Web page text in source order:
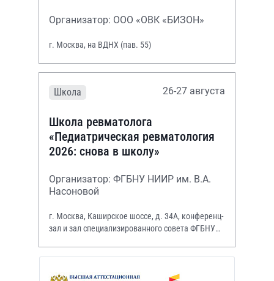
Организатор: ООО «ОВК «БИЗОН»
г. Москва, на ВДНХ (пав. 55)
Школа 26-27 августа
Школа ревматолога
«Педиатрическая ревматология
2026: снова в школу»
Организатор: ФГБНУ НИИР им. В.А.
Насоновой
г. Москва, Каширское шоссе, д. 34А, конференц-
зал и зал специализированного совета ФГБНУ